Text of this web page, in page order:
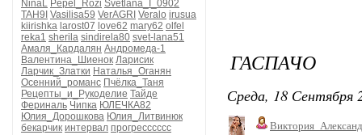
NinaL Pepel_Rozi Svetlana_I_0902
TAH9I Vasilisa59 VerAGRI Veralo irusua
kiirishka larost07 love62 mary62 olfel
reka1 sherila sindirela80 svet-lana51
Амаля_Кардалян Андромеда-1
Валентина_Шиенок Ларисик
Ларчик_Златки Наталья_Оганян
Осенний_романс Пчёлка_Таня
Рецепты_и_Рукоделие Тайде
Фериналь Чипка ЮЛЕЧКА82
Юлия_Дорошкова Юлия_Литвинюк
бекарчик интервал прогресссссс
ГАСПАЧО
Среда, 18 Сентября